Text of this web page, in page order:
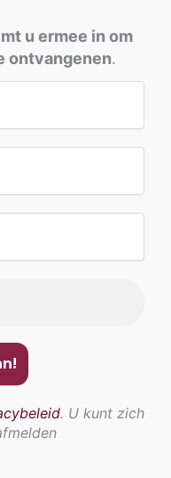
u ermee in om
ontvangenen.
. U kunt zich